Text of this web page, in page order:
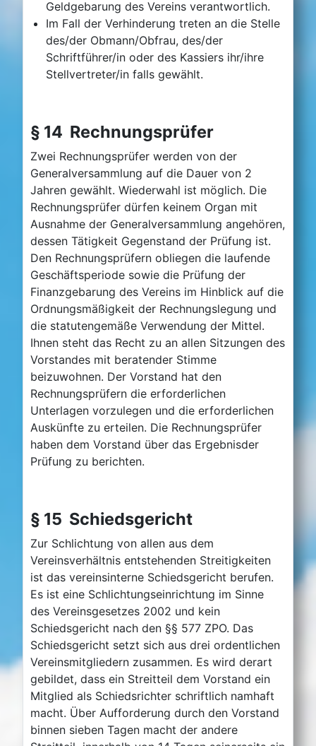
Geldgebarung des Vereins verantwortlich.
Im Fall der Verhinderung treten an die Stelle
des/der Obmann/Obfrau, des/der
Schriftführer/in oder des Kassiers ihr/ihre
Stellvertreter/in falls gewählt.
§ 14 Rechnungsprüfer
Zwei Rechnungsprüfer werden von der
Generalversammlung auf die Dauer von 2
Jahren gewählt. Wiederwahl ist möglich. Die
Rechnungsprüfer dürfen keinem Organ mit
Ausnahme der Generalversammlung angehören,
dessen Tätigkeit Gegenstand der Prüfung ist.
Den Rechnungsprüfern obliegen die laufende
Geschäftsperiode sowie die Prüfung der
Finanzgebarung des Vereins im Hinblick auf die
Ordnungsmäßigkeit der Rechnungslegung und
die statutengemäße Verwendung der Mittel.
Ihnen steht das Recht zu an allen Sitzungen des
Vorstandes mit beratender Stimme
beizuwohnen. Der Vorstand hat den
Rechnungsprüfern die erforderlichen
Unterlagen vorzulegen und die erforderlichen
Auskünfte zu erteilen. Die Rechnungsprüfer
haben dem Vorstand über das Ergebnisder
Prüfung zu berichten.
§ 15 Schiedsgericht
Zur Schlichtung von allen aus dem
Vereinsverhältnis entstehenden Streitigkeiten
ist das vereinsinterne Schiedsgericht berufen.
Es ist eine Schlichtungseinrichtung im Sinne
des Vereinsgesetzes 2002 und kein
Schiedsgericht nach den §§ 577 ZPO. Das
Schiedsgericht setzt sich aus drei ordentlichen
Vereinsmitgliedern zusammen. Es wird derart
gebildet, dass ein Streitteil dem Vorstand ein
Mitglied als Schiedsrichter schriftlich namhaft
macht. Über Aufforderung durch den Vorstand
binnen sieben Tagen macht der andere